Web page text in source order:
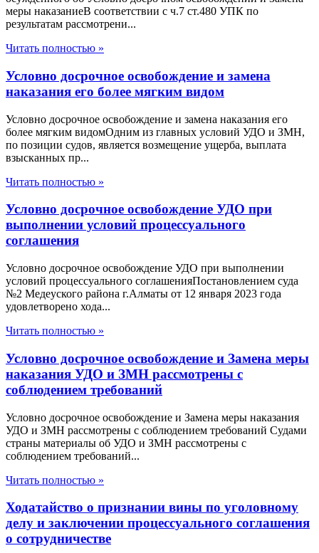
меры наказаниеВ соответствии с ч.7 ст.480 УПК по
результатам рассмотрени...
Читать полностью »
Условно досрочное освобождение и замена
наказания его более мягким видом
Условно досрочное освобождение и замена наказания его
более мягким видомОдним из главных условий УДО и ЗМН,
по позиции судов, является возмещение ущерба, выплата
взысканных пр...
Читать полностью »
Условно досрочное освобождение УДО при
выполнении условий процессуального
соглашения
Условно досрочное освобождение УДО при выполнении
условий процессуального соглашенияПостановлением суда
№2 Медеуского района г.Алматы от 12 января 2023 года
удовлетворено хода...
Читать полностью »
Условно досрочное освобождение и Замена меры
наказания УДО и ЗМН рассмотрены с
соблюдением требований
Условно досрочное освобождение и Замена меры наказания
УДО и ЗМН рассмотрены с соблюдением требований Судами
страны материалы об УДО и ЗМН рассмотрены с
соблюдением требований...
Читать полностью »
Ходатайство о признании вины по уголовному
делу и заключении процессуального соглашения
о сотрудничестве